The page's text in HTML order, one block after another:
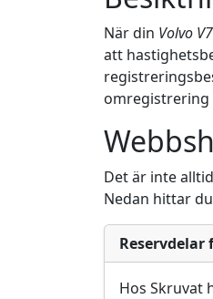
När din Volvo
att
omregistrering
Det är inte
Nedan hittar
Hos Skruvat